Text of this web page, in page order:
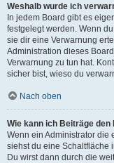
Weshalb wurde ich
In jedem Board gibt es
festgelegt werden. Wenn
sie dir eine Verwarnung
Administration dieses
Verwarnung zu tun hat.
sicher bist, wieso du
Nach oben
Wie kann ich Beiträge
Wenn ein Administrator die
siehst du eine Schaltfläche
Du wirst dann durch die